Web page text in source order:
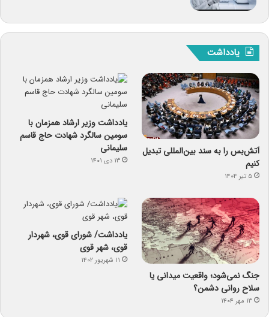
یادداشت
آتش‌بس را به سند بین‌المللی تبدیل
کنیم
۵ تیر ۱۴۰۴
یادداشت وزیر ارشاد همزمان با
سومین سالگرد شهادت حاج قاسم
سلیمانی
۱۳ دی ۱۴۰۱
جنگ نمی‌شود؛ واقعیت میدانی یا
سلاح روانی دشمن؟
۱۳ مهر ۱۴۰۴
یادداشت/ شورای قوی، شهردار
قوی، شهر قوی
۱۱ شهریور ۱۴۰۲